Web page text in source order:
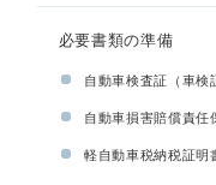
必要書類の準備
自動車検査証（車検
自動車損害賠償責任
軽自動車税納税証明